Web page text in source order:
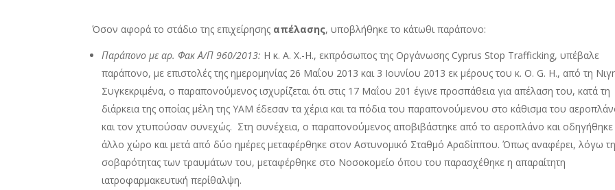
Όσον αφορά το στάδιο της επιχείρησης απέλασης, υποβλήθηκε το κάτωθι παράπονο:
Παράπονο με αρ. Φακ Α/Π 960/2013: Η κ. A. Χ.-H., εκπρόσωπος της Οργάνωσης Cyprus Stop Trafficking, υπέβαλε
παράπονο, με επιστολές της ημερομηνίας 26 Μαΐου 2013 και 3 Ιουνίου 2013 εκ μέρους του κ. O. G. H., από τη
Συγκεκριμένα, ο παραπονούμενος ισχυρίζεται ότι στις 17 Μαΐου 201 έγινε προσπάθεια για απέλαση του, κατά τη
διάρκεια της οποίας μέλη της ΥΑΜ έδεσαν τα χέρια και τα πόδια του παραπονούμενου στο κάθισμα του
και τον χτυπούσαν συνεχώς. Στη συνέχεια, ο παραπονούμενος αποβιβάστηκε από το αεροπλάνο και
άλλο χώρο και μετά από δύο ημέρες μεταφέρθηκε στον Αστυνομικό Σταθμό Αραδίππου. Όπως αναφέρει, λόγω
σοβαρότητας των τραυμάτων του, μεταφέρθηκε στο Νοσοκομείο όπου του παρασχέθηκε η απαραίτητη
ιατροφαρμακευτική περίθαλψη.